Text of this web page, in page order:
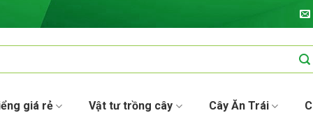
giá rẻ Vật tư trồng cây Cây Ăn Trái